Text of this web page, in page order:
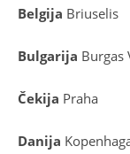
Belgija Briuselis
Bulgarija Burgas
Čekija Praha
Danija